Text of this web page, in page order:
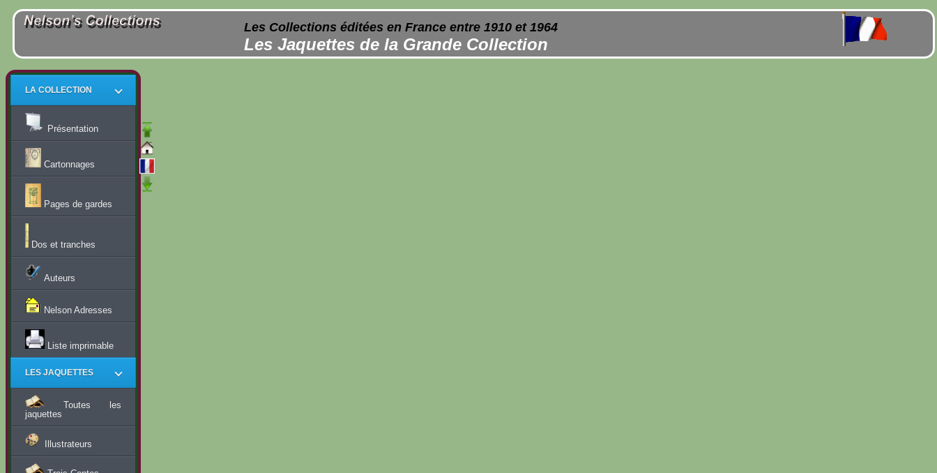
Les Collections éditées en France entre 1910 et 1964
Les Jaquettes de la Grande Collection
LA COLLECTION
Présentation
Cartonnages
Pages de gardes
Dos et tranches
Auteurs
Nelson Adresses
Liste imprimable
LES JAQUETTES
Toutes les
jaquettes
Illustrateurs